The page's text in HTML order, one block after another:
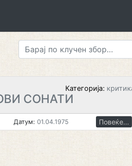
Категорија:
СОНАТИ
Датум: 01.04.1975 Повеќе...